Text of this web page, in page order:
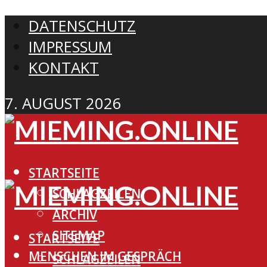
DATENSCHUTZ
IMPRESSUM
KONTAKT
7. AUGUST 2026
STARTSEITE
SCHLAGZEILEN
ARCHIV
SITEMAP
MENSCHEN IM GESPRÄCH
STARTSEITE
SCHLAGZEILEN